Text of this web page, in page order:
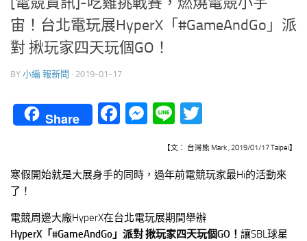
宙！台北電玩展HyperX「#GameAndGo」派
對 揪玩家四天玩個GO！
BY 小編 報新聞 · 2019-01-17
Share Facebook
Messenger
Line
【文： 台灣熊 Mark , 2019/01/17 Taipei】
寒假開始就是大展身手的同時，過年前電競玩家最Hi的活動來
了！
電競周邊大廠HyperX在台北電玩展期間舉辦
HyperX「#GameAndGo」派對 揪玩家四天玩個GO！ 讓SBL球星